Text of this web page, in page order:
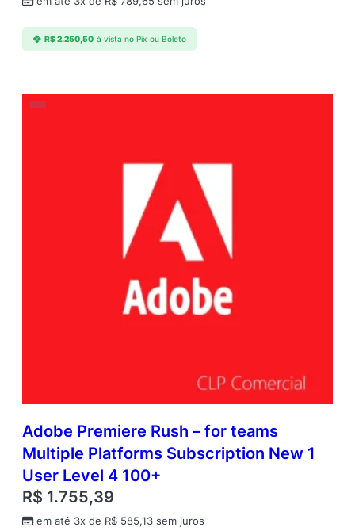
R$2.250,50 à vista no Pix ou Boleto
Adobe Premiere Rush – for teams
Multiple Platforms Subscription New 1
User Level 4 100+
R$ 1.755,39
em até 3x de R$ 585,13 sem juros